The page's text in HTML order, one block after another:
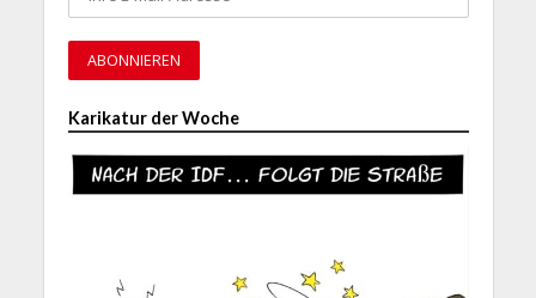
Karikatur der Woche